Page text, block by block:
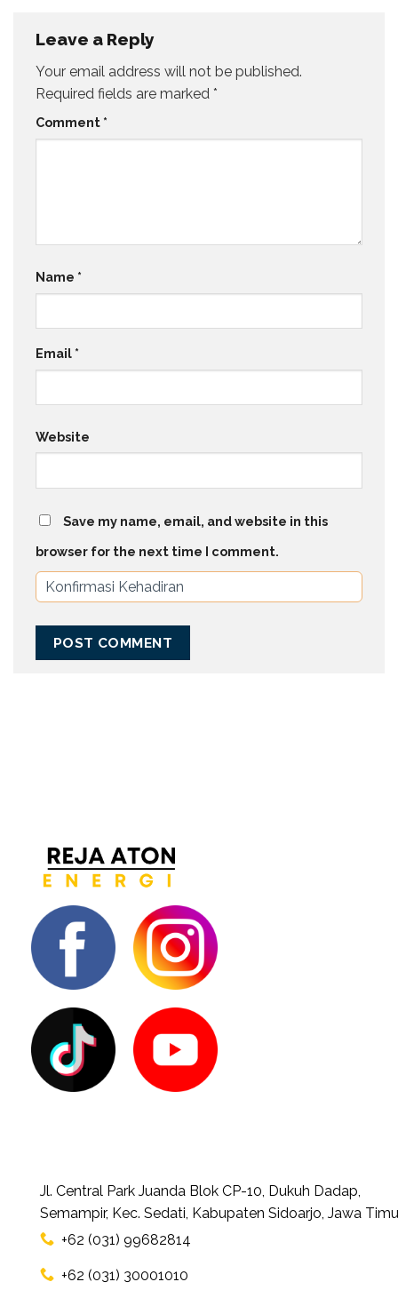
Leave a Reply
Your email address will not be published.
Required fields are marked *
Comment *
Name *
Email *
Website
Save my name, email, and website in this
browser for the next time I comment.
Jl. Central Park Juanda Blok CP-10, Dukuh Dadap,
Semampir, Kec. Sedati, Kabupaten Sidoarjo, Jawa
+62 (031) 99682814
+62 (031) 30001010